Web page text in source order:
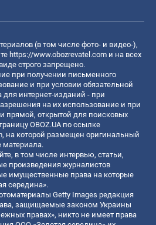
(в том числе фото- и видео-),
https://www.obozrevatel.com и на всех
строго запрещено.
при получении письменного
и при условии обязательной
для интернет-изданий - при
на их использование и при
прямой, открытой для поисковых
OBOZ.UA по ссылке
, на которой размещен оригинальный
материала.
в том числе интервью, статьи,
произведения журналистов
имущественные права на которые
середина».
Getty Images редакция
защищаемые законом Украины
правах», никто не имеет права